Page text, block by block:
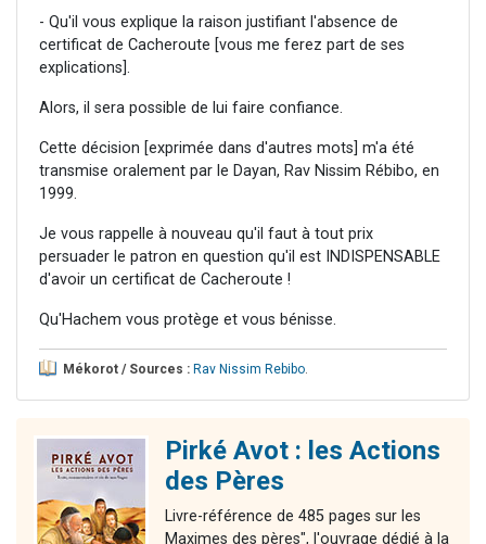
- Qu'il vous explique la raison justifiant l'absence de
certificat de Cacheroute [vous me ferez part de ses
explications].
Alors, il sera possible de lui faire confiance.
Cette décision [exprimée dans d'autres mots] m'a été
transmise oralement par le Dayan, Rav Nissim Rébibo, en
1999.
Je vous rappelle à nouveau qu'il faut à tout prix
persuader le patron en question qu'il est INDISPENSABLE
d'avoir un certificat de Cacheroute !
Qu'Hachem vous protège et vous bénisse.
Mékorot / Sources : Rav Nissim Rebibo.
Pirké Avot : les Actions
des Pères
Livre-référence de 485 pages sur les
Maximes des pères", l'ouvrage dédié à la